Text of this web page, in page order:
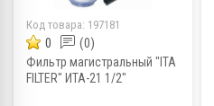
Код товара: 197181
0 (0)
Фильтр магистральный "ITA
FILTER" ИТА-21 1/2"